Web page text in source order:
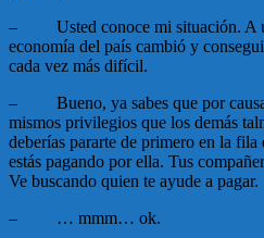
–
Usted conoce mi situación. A
economía del país cambió y
cada vez más difícil.
–
Bueno, ya sabes que por
mismos privilegios que los demás
deberías pararte de primero en la
estás pagando por ella. Tus
Ve buscando quien te ayude a pagar.
–
… mmm… ok.